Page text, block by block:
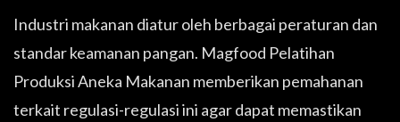
Industri makanan diatur oleh berbagai peraturan dan
standar keamanan pangan. Magfood Pelatihan
Produksi Aneka Makanan memberikan pemahanan
terkait regulasi-regulasi ini agar dapat memastikan